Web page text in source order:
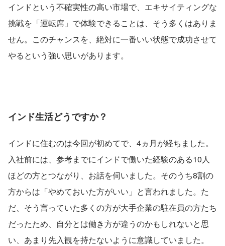
インドという不確実性の高い市場で、エキサイティングな
挑戦を「運転席」で体験できることは、そう多くはありま
せん。このチャンスを、絶対に一番いい状態で成功させて
やるという強い思いがあります。
インド生活どうですか？
インドに住むのは今回が初めてで、4ヵ月が経ちました。
入社前には、参考までにインドで働いた経験のある10人
ほどの方とつながり、お話を伺いました。そのうち8割の
方からは「やめておいた方がいい」と言われました。た
だ、そう言っていた多くの方が大手企業の駐在員の方たち
だったため、自分とは働き方が違うのかもしれないと思
い、あまり先入観を持たないように意識していました。